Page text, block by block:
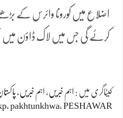
اضلاع میں کورونا وائرس کے
کرئے گی جس میں لاک ڈاؤن میں
کیٹاگری میں : اہم خبریں، اہم خبریں،
،pakhtunkhwa،PESHAWAR